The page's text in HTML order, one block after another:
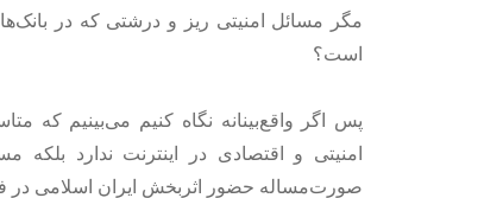
مگر مسائل امنیتی ریز و درشتی که در
است؟
پس اگر واقع‌بینانه نگاه کنیم می‌بینیم که
امنیتی و اقتصادی در اینترنت ندارد
صورت‌مساله حضور اثربخش ایران اسلامی در